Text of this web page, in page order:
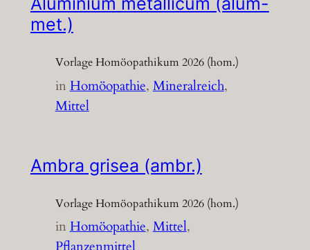
met.)
Vorlage Homöopathikum 2026 (hom.)
inHomöopathie, Mineralreich
Mittel
Ambra grisea (ambr.)
Vorlage Homöopathikum 2026 (hom.)
inHomöopathie, Mittel